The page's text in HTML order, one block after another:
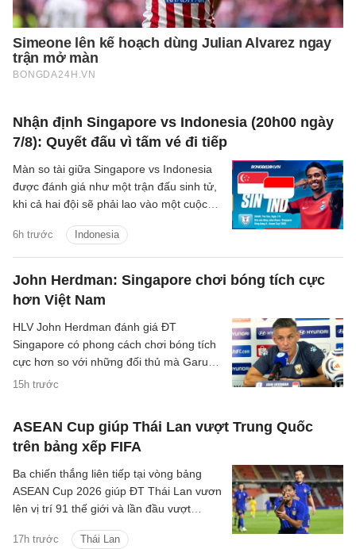
Nhận định Singapore vs Indonesia (20h00 ngày
7/8): Quyết đấu vì tấm vé đi tiếp
6h trước Indonesia
Màn so tài giữa Singapore vs Indonesia
được đánh giá như một trận đấu sinh tử,
khi cả hai đội sẽ phải lao vào một cuộc
vào bán kết.
John Herdman: Singapore chơi bóng tích cực
hơn Việt Nam
15h trước
HLV John Herdman đánh giá ĐT
Singapore có phong cách chơi bóng tích
cực hơn so với những đối thủ mà Garuda
đã gặp trước đó.
ASEAN Cup giúp Thái Lan vượt Trung Quốc
trên bảng xếp FIFA
17h trước Thái Lan
Ba chiến thắng liên tiếp tại vòng bảng
ASEAN Cup 2026 giúp ĐT Thái Lan vươn
lên vị trí 91 thế giới và lần đầu vượt